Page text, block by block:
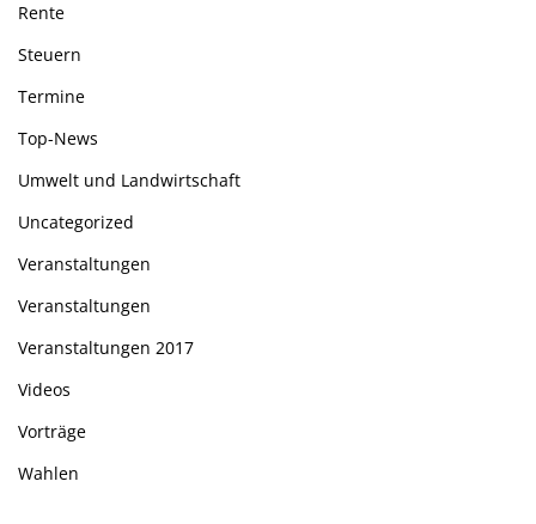
Rente
Steuern
Termine
Top-News
Umwelt und Landwirtschaft
Uncategorized
Veranstaltungen
Veranstaltungen
Veranstaltungen 2017
Videos
Vorträge
Wahlen